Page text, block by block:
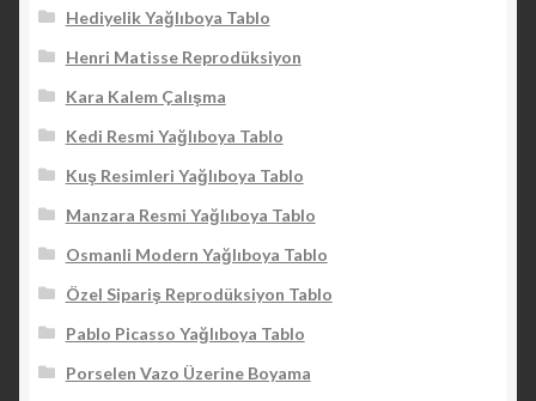
Hediyelik Yağlıboya Tablo
Henri Matisse Reprodüksiyon
Kara Kalem Çalışma
Kedi Resmi Yağlıboya Tablo
Kuş Resimleri Yağlıboya Tablo
Manzara Resmi Yağlıboya Tablo
Osmanli Modern Yağlıboya Tablo
Özel Sipariş Reprodüksiyon Tablo
Pablo Picasso Yağlıboya Tablo
Porselen Vazo Üzerine Boyama